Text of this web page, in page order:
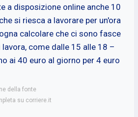
a disposizione online anche 10
si riesca a lavorare per un'ora
calcolare che ci sono fasce
come dalle 15 alle 18 –
ai 40 euro al giorno per 4 euro
della fonte
su corriere.it